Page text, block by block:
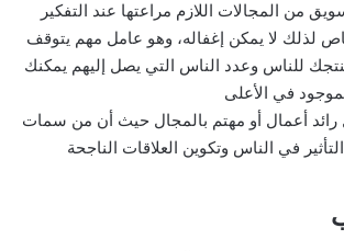
من المجالات اللازم مراعتها عند التفكير
لذلك لا يمكن إغفاله، وهو عامل مهم يتوقف
للناس وعدد الناس التي يصل إليهم يمكنك
في الأعلى
رائد أعمال أو مهتم بالمجال حيث أن من سمات
في الناس وتكوين العلاقات الناجحة